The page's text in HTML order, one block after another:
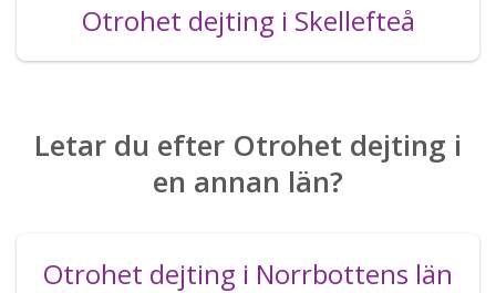
Otrohet dejting i Skellefteå
Letar du efter Otrohet dejting i
en annan län?
Otrohet dejting i Norrbottens län